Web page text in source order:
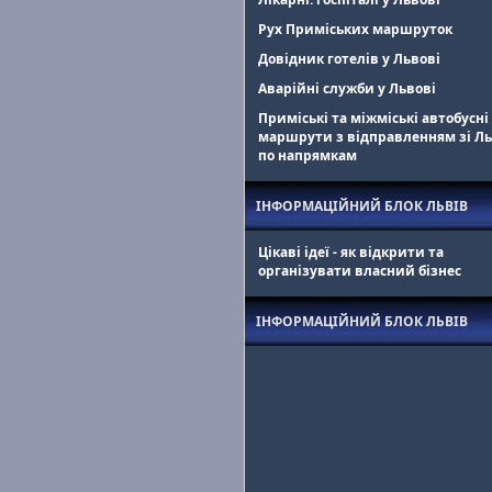
Рух Приміських маршруток
Довідник готелів у Львові
Аварійні служби у Львові
Приміські та міжміські автобусні
маршрути з відправленням зі
по напрямкам
ІНФОРМАЦІЙНИЙ БЛОК ЛЬВІВ
Цікаві ідеї - як відкрити та
організувати власний бізнес
ІНФОРМАЦІЙНИЙ БЛОК ЛЬВІВ